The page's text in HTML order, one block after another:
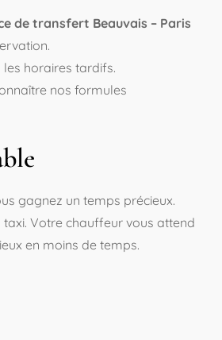
de transfert Beauvais – Paris
horaires tardifs.
nos formules
gagnez un temps précieux.
Votre chauffeur vous attend
en moins de temps.